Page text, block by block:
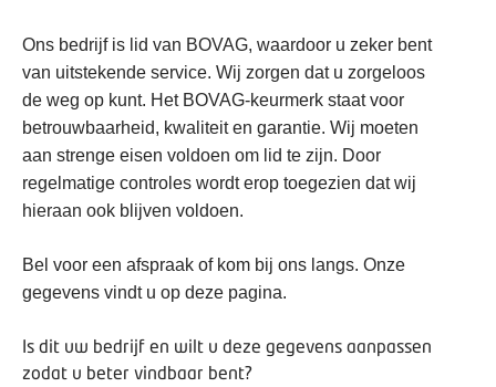
Ons bedrijf is lid van BOVAG, waardoor u zeker bent
van uitstekende service. Wij zorgen dat u zorgeloos
de weg op kunt. Het BOVAG-keurmerk staat voor
betrouwbaarheid, kwaliteit en garantie. Wij moeten
aan strenge eisen voldoen om lid te zijn. Door
regelmatige controles wordt erop toegezien dat wij
hieraan ook blijven voldoen.
Bel voor een afspraak of kom bij ons langs. Onze
gegevens vindt u op deze pagina.
Is dit uw bedrijf en wilt u deze gegevens aanpassen
zodat u beter vindbaar bent?